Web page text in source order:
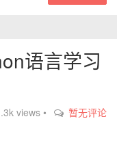
语言学习
views • 暂无评论